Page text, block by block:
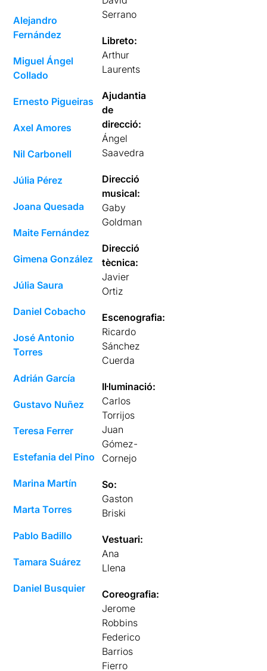
Alejandro
Fernández
Miguel Ángel
Collado
Ernesto Pigueiras
Axel Amores
Nil Carbonell
Júlia Pérez
Joana Quesada
Maite Fernández
Gimena González
Júlia Saura
Daniel Cobacho
José Antonio
Torres
Adrián García
Gustavo Nuñez
Teresa Ferrer
Estefania del Pino
Marina Martín
Marta Torres
Pablo Badillo
Tamara Suárez
Daniel Busquier
Serrano
Libreto:
Arthur
Laurents
Ajudantia
de
direcció:
Ángel
Saavedra
Direcció
musical:
Gaby
Goldman
Direcció
tècnica:
Javier
Ortiz
Escenografia:
Ricardo
Sánchez
Cuerda
Il·luminació:
Carlos
Torrijos
Juan
Gómez-
Cornejo
So:
Gaston
Briski
Vestuari:
Ana
Llena
Coreografia:
Jerome
Robbins
Federico
Barrios
Fierro